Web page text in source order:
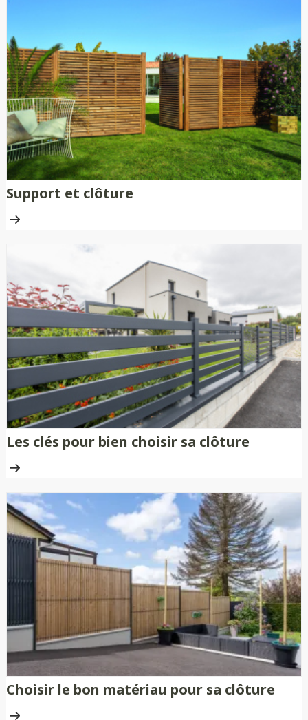
Support et clôture
Les clés pour bien choisir sa clôture
Choisir le bon matériau pour sa clôture